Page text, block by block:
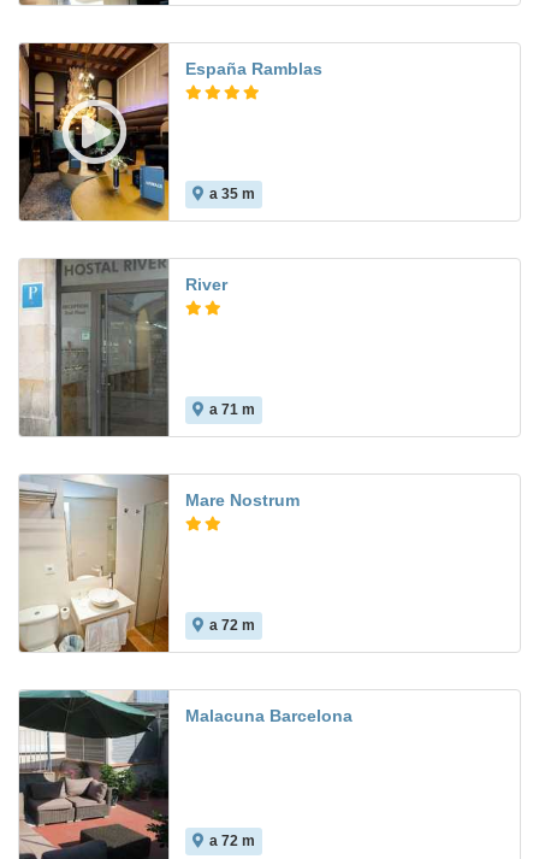
España Ramblas
a 35 m
River
a 71 m
Mare Nostrum
a 72 m
Malacuna Barcelona
a 72 m